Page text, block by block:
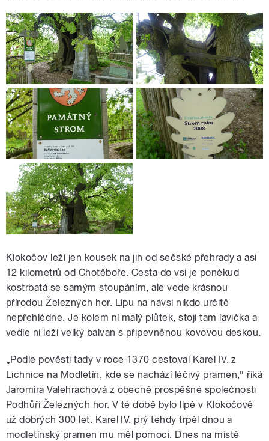
Klokočov leží jen kousek na jih od sečské přehrady a asi
12 kilometrů od Chotěboře. Cesta do vsi je poněkud
kostrbatá se samým stoupáním, ale vede krásnou
přírodou Železných hor. Lípu na návsi nikdo určitě
nepřehlédne. Je kolem ní malý plůtek, stojí tam lavička a
vedle ní leží velký balvan s připevněnou kovovou deskou.
„Podle pověsti tady v roce 1370 cestoval Karel IV. z
Lichnice na Modletín, kde se nachází léčivý pramen,“ říká
Jaromíra Valehrachová z obecně prospěšné společnosti
Podhůří Železných hor. V té době bylo lípě v Klokočově
už dobrých 300 let. Karel IV. prý tehdy trpěl dnou a
modletínský pramen mu měl pomoci. Dnes na místě